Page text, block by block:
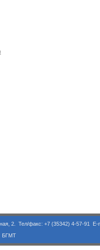
факс: +7 (35342) 4-57-91 E-
БГМТ